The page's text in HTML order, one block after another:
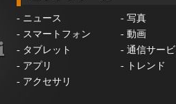
- ニュース - 写真
- スマートフォン - 動画
- タブレット - 通信サー
- アプリ -
トレンド
- アクセサリ